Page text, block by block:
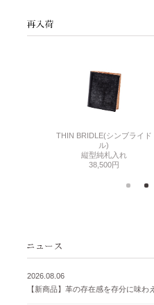
THIN BRIDLE(シンブライド
ル)
縦型純札入れ
38,500円
2026.08.06
【新商品】革の存在感を存分に味